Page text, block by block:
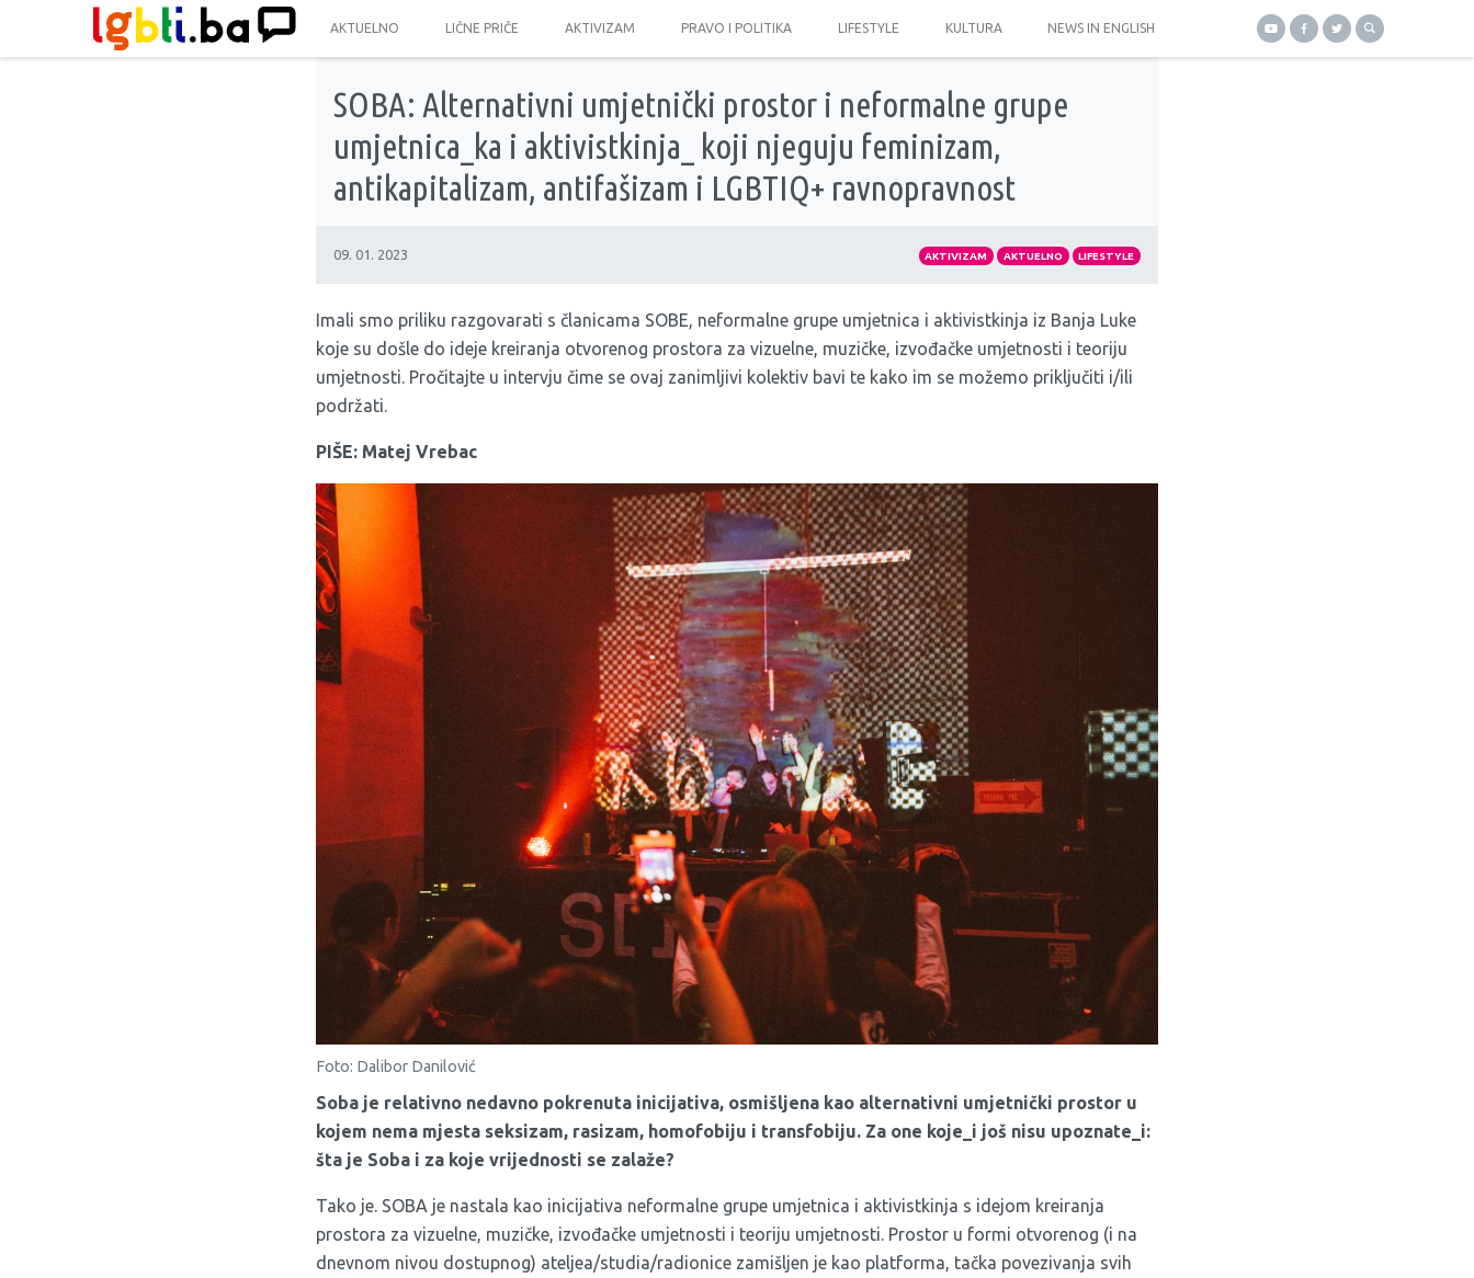
AKTUELNO LIČNE PRIČE AKTIVIZAM PRAVO I POLITIKA LIFESTYLE KULTURA NEWS IN ENGLISH
SOBA: Alternativni umjetnički prostor i neformalne grupe
umjetnica_ka i aktivistkinja_ koji njeguju feminizam,
antikapitalizam, antifašizam i LGBTIQ+ ravnopravnost
09. 01. 2023 AKTIVIZAM AKTUELNO LIFESTYLE
Imali smo priliku razgovarati s članicama SOBE, neformalne grupe umjetnica i aktivistkinja iz Banja Luke
koje su došle do ideje kreiranja otvorenog prostora za vizuelne, muzičke, izvođačke umjetnosti i teoriju
umjetnosti. Pročitajte u intervju čime se ovaj zanimljivi kolektiv bavi te kako im se možemo priključiti i/ili
podržati.
PIŠE: Matej Vrebac
Foto: Dalibor Danilović
Soba je relativno nedavno pokrenuta inicijativa, osmišljena kao alternativni umjetnički prostor u
kojem nema mjesta seksizam, rasizam, homofobiju i transfobiju. Za one koje_i još nisu upoznate_i:
šta je Soba i za koje vrijednosti se zalaže?
Tako je. SOBA je nastala kao inicijativa neformalne grupe umjetnica i aktivistkinja s idejom kreiranja
prostora za vizuelne, muzičke, izvođačke umjetnosti i teoriju umjetnosti. Prostor u formi otvorenog (i na
dnevnom nivou dostupnog) ateljea/studia/radionice zamišljen je kao platforma, tačka povezivanja svih